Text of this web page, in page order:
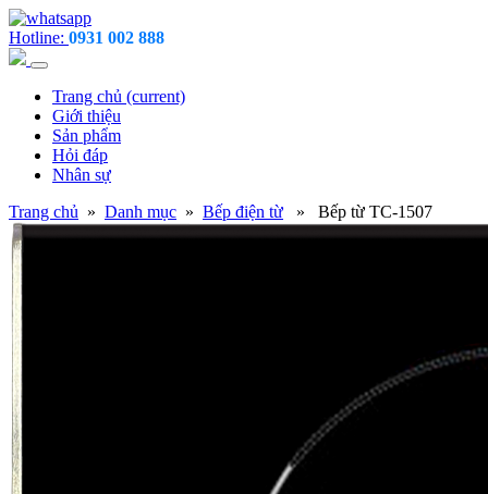
Hotline: 0931 002 888
Trang chủ (current)
Giới thiệu
Sản phẩm
Hỏi đáp
Nhân sự
Trang chủ » Danh mục » Bếp điện từ » Bếp từ TC-1507